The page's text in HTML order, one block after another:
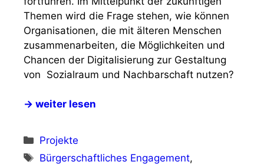
Themen wird die Frage stehen, wie können
Organisationen, die mit älteren Menschen
zusammenarbeiten, die Möglichkeiten und
Chancen der Digitalisierung zur Gestaltung
von Sozialraum und Nachbarschaft nutzen?
→ weiter lesen
Kategorien
Projekte
Schlagwörter
Bürgerschaftliches Engagement,